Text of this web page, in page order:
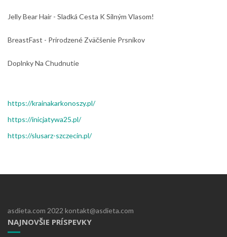
Jelly Bear Hair - Sladká Cesta K Silným Vlasom!
BreastFast - Prirodzené Zväčšenie Prsníkov
Doplnky Na Chudnutie
https://krainakarkonoszy.pl/
https://inicjatywa25.pl/
https://slusarz-szczecin.pl/
asdieta.com 2022 kontakt@asdieta.com
NAJNOVŠIE PRÍSPEVKY